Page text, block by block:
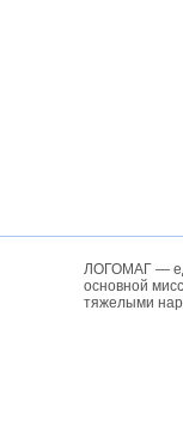
ЛОГОМАГ —
основной
тяжелыми